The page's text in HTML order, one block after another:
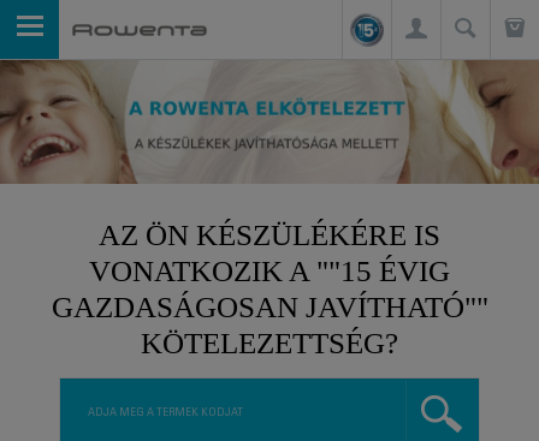
AZ ÖN KÉSZÜLÉKÉRE IS
VONATKOZIK A ""15 ÉVIG
GAZDASÁGOSAN JAVÍTHATÓ""
KÖTELEZETTSÉG?